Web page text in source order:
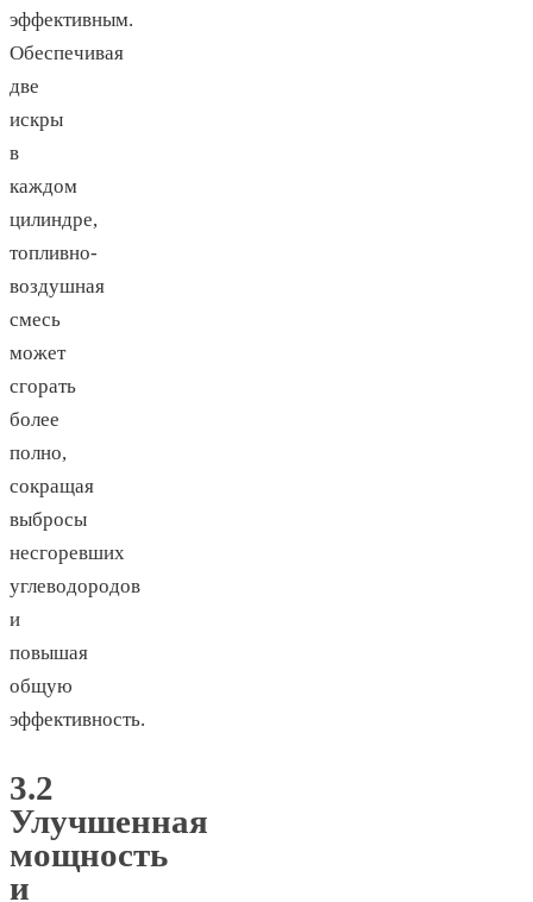
эффективным.
Обеспечивая
две
искры
в
каждом
цилиндре,
топливно-
воздушная
смесь
может
сгорать
более
полно,
сокращая
выбросы
несгоревших
углеводородов
и
повышая
общую
эффективность.
3.2
Улучшенная
мощность
и